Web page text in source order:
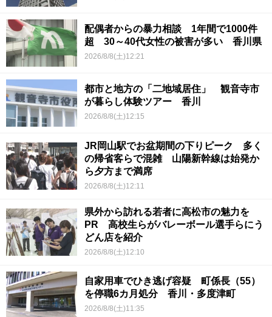
配偶者からの暴力相談 1年間で1000件
超 30～40代女性の被害が多い 香川県
2026/8/8(土)12:21
都市と地方の「二地域居住」 観音寺市
が暮らし体験ツアー 香川
2026/8/8(土)12:15
JR岡山駅でお盆期間の下りピーク 多く
の帰省客らで混雑 山陽新幹線は始発か
ら夕方まで満席
2026/8/8(土)12:11
県外から訪れる若者に高松市の魅力を
PR 高校生らがバレーボール選手らにう
どん店を紹介
2026/8/8(土)12:10
自家用車でひき逃げ容疑 町係長（55）
を停職6カ月処分 香川・多度津町
2026/8/8(土)11:35